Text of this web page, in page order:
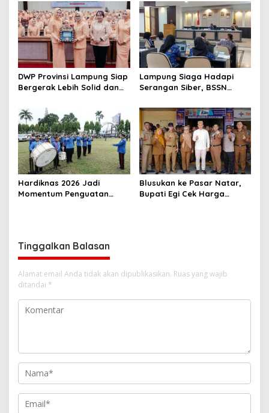
Sehat Berbahasa Lampung
DWP Provinsi Lampung Siap
Bergerak Lebih Solid dan
Pembangunan Daerah
Lampung Siaga Hadapi
Serangan Siber, BSSN
di Kabupaten/Kota
Hardiknas 2026 Jadi
Momentum Penguatan
Blusukan ke Pasar Natar,
Bupati Egi Cek Harga
Tinggalkan Balasan
Alamat email Anda tidak akan dipublikasikan. Ruas yang wajib
ditandai *